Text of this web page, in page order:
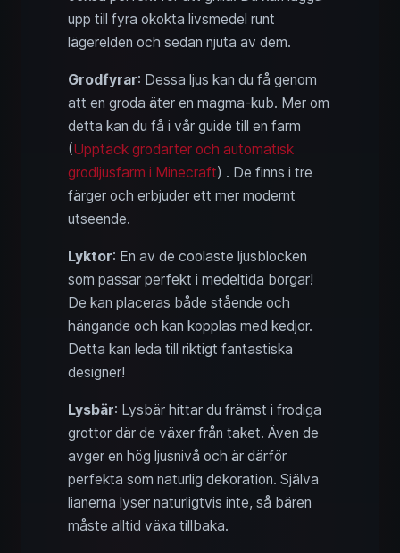
upp till fyra okokta livsmedel runt
lägerelden och sedan njuta av dem.
Grodfyrar: Dessa ljus kan du få genom
att en groda äter en magma-kub. Mer om
detta kan du få i vår guide till en farm
(Upptäck grodarter och automatisk
grodljusfarm i Minecraft) . De finns i tre
färger och erbjuder ett mer modernt
utseende.
Lyktor: En av de coolaste ljusblocken
som passar perfekt i medeltida borgar!
De kan placeras både stående och
hängande och kan kopplas med kedjor.
Detta kan leda till riktigt fantastiska
designer!
Lysbär: Lysbär hittar du främst i frodiga
grottor där de växer från taket. Även de
avger en hög ljusnivå och är därför
perfekta som naturlig dekoration. Själva
lianerna lyser naturligtvis inte, så bären
måste alltid växa tillbaka.